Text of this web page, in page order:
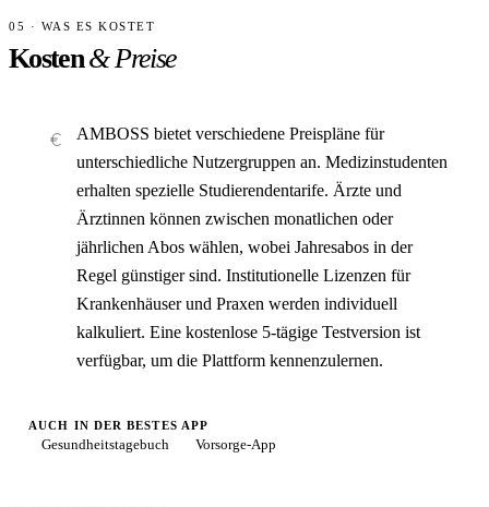
05 · WAS ES KOSTET
Kosten& Preise
AMBOSS bietet verschiedene Preispläne für
unterschiedliche Nutzergruppen an. Medizinstudenten
erhalten spezielle Studierendentarife. Ärzte und
Ärztinnen können zwischen monatlichen oder
jährlichen Abos wählen, wobei Jahresabos in der
Regel günstiger sind. Institutionelle Lizenzen für
Krankenhäuser und Praxen werden individuell
kalkuliert. Eine kostenlose 5-tägige Testversion ist
verfügbar, um die Plattform kennenzulernen.
AUCH IN DER BESTES APP
Gesundheitstagebuch Vorsorge-App